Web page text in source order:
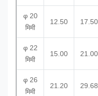
φ 20
मिमी
12.50 17.50
φ 22
मिमी
15.00 21.00
φ 26
मिमी
21.20 29.68